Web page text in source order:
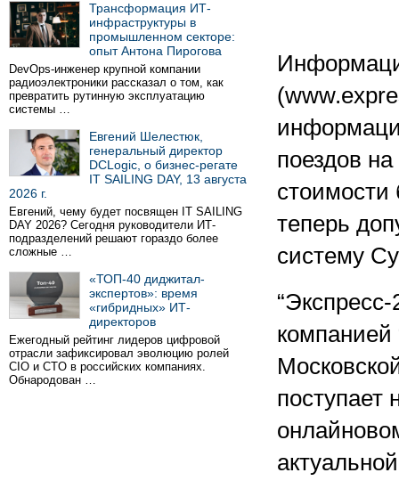
Трансформация ИТ-
инфраструктуры в
промышленном секторе:
опыт Антона Пирогова
DevOps-инженер крупной компании
радиоэлектроники рассказал о том, как
превратить рутинную эксплуатацию
системы …
Евгений Шелестюк,
генеральный директор
DCLogic, о бизнес-регате
IT SAILING DAY, 13 августа
2026 г.
Евгений, чему будет посвящен IT SAILING
DAY 2026? Сегодня руководители ИТ-
подразделений решают гораздо более
сложные …
«ТОП-40 диджитал-
экспертов»: время
«гибридных» ИТ-
директоров
Ежегодный рейтинг лидеров цифровой
отрасли зафиксировал эволюцию ролей
CIO и CTO в российских компаниях.
Обнародован …
поездов
стоимости
теперь
систему
компанией
поступает